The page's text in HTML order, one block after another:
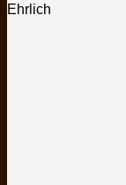
Ehrlich